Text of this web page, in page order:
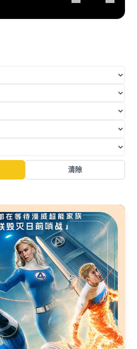
他们靠近
命运的绝密任务，直面远比以往更为凶
清除